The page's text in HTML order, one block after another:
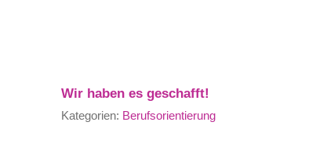
Wir haben es geschafft!
Kategorien: Berufsorientierung